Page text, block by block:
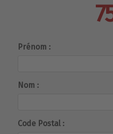
Prénom :
Nom :
Code Postal :